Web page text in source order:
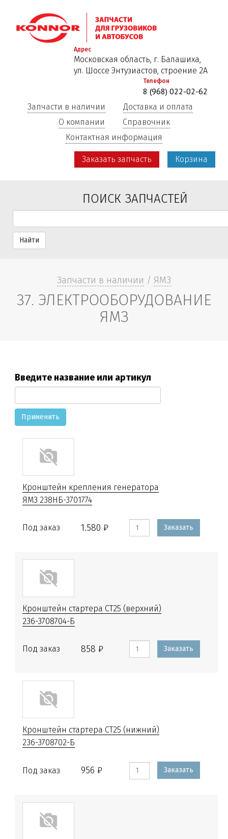
к
основному
Адрес
Московская область, г. Балашиха,
ул. Шоссе Энтузиастов, строение 2А
Телефон
8 (968) 022-02-62
Запчасти в наличии
Доставка и оплата
О компании
Справочник
Контактная информация
Заказать запчасть Корзина
ПОИСК ЗАПЧАСТЕЙ
Найти
Запчасти в наличии / ЯМЗ
37. ЭЛЕКТРООБОРУДОВАНИЕ
ЯМЗ
Введите название или артикул
Применить
Кронштейн крепления генератора
ЯМЗ 238НБ-3701774
Под заказ 1.580 ₽ Заказать
Кронштейн стартера СТ25 (верхний)
236-3708704-Б
Под заказ 858 ₽ Заказать
Кронштейн стартера СТ25 (нижний)
236-3708702-Б
Под заказ 956 ₽ Заказать